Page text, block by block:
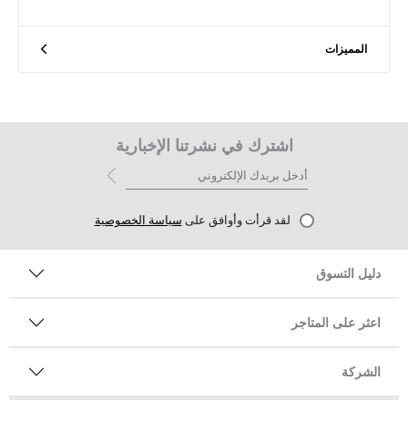
المميزات
اشترك في نشرتنا الإخبارية
لقد قرأت وأوافق على سياسة الخصوصية
دليل التسوق
اعثر على المتاجر
الشركة